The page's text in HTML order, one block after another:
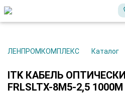
ЛЕНПРОМКОМПЛЕКС Каталог
ITK КАБЕЛЬ
FRLSLTX-8М5-2,5 1000М